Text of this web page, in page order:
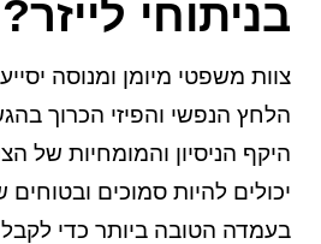
בניתוחי לייזר?
צוות משפטי מיומן ומנוסה
הלחץ הנפשי והפיזי הכרוך
היקף הניסיון והמומחיות של
יכולים להיות סמוכים
בעמדה הטובה ביותר כדי